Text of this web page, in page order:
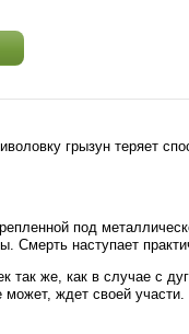
грызун теряет
под
наступает
так же, как в случае с
ждет своей